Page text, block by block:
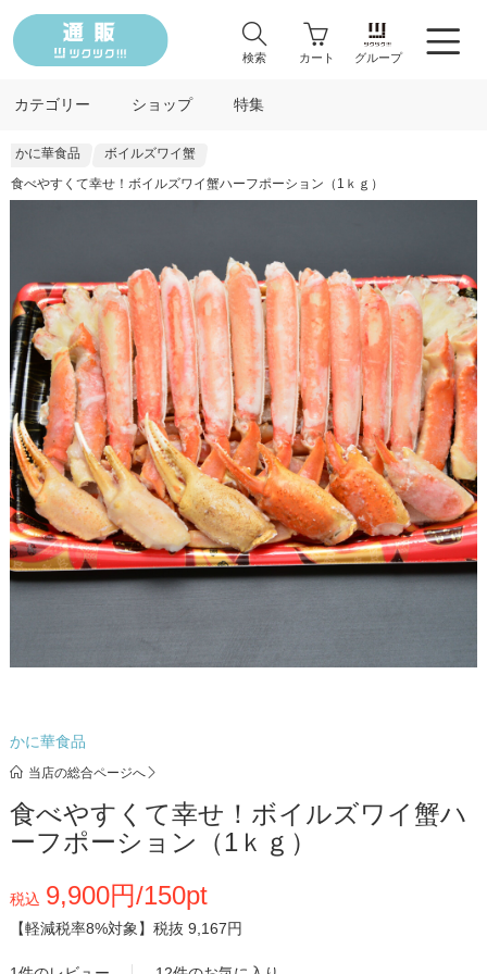
検索 カート グループ
カテゴリー ショップ 特集
かに華食品
ボイルズワイ蟹
食べやすくて幸せ！ボイルズワイ蟹ハーフポーション（1ｋｇ）
かに華食品
当店の総合ページへ
食べやすくて幸せ！ボイルズワイ蟹ハ
ーフポーション（1ｋｇ）
税込 9,900円/150pt
【軽減税率8%対象】 税抜 9,167円